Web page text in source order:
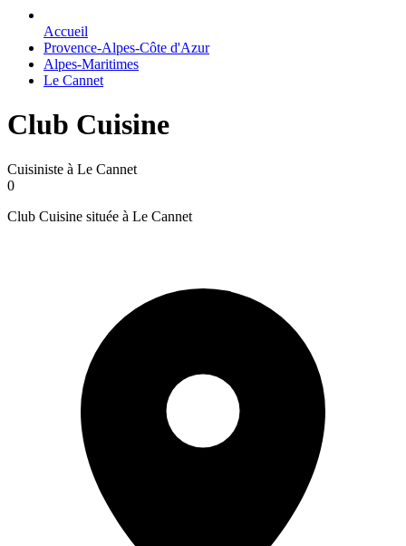
Accueil
Provence-Alpes-Côte d'Azur
Alpes-Maritimes
Le Cannet
Club Cuisine
Cuisiniste à Le Cannet
0
Club Cuisine située à Le Cannet